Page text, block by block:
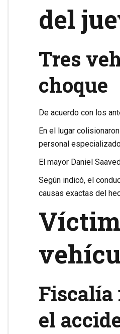
del
Tres
choque
De acuerdo con los
En el lugar
personal
El mayor Daniel
Según indicó, el
causas exactas del
Fiscalía
el